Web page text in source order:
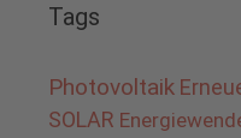
Tags
Photovoltaik
SOLAR